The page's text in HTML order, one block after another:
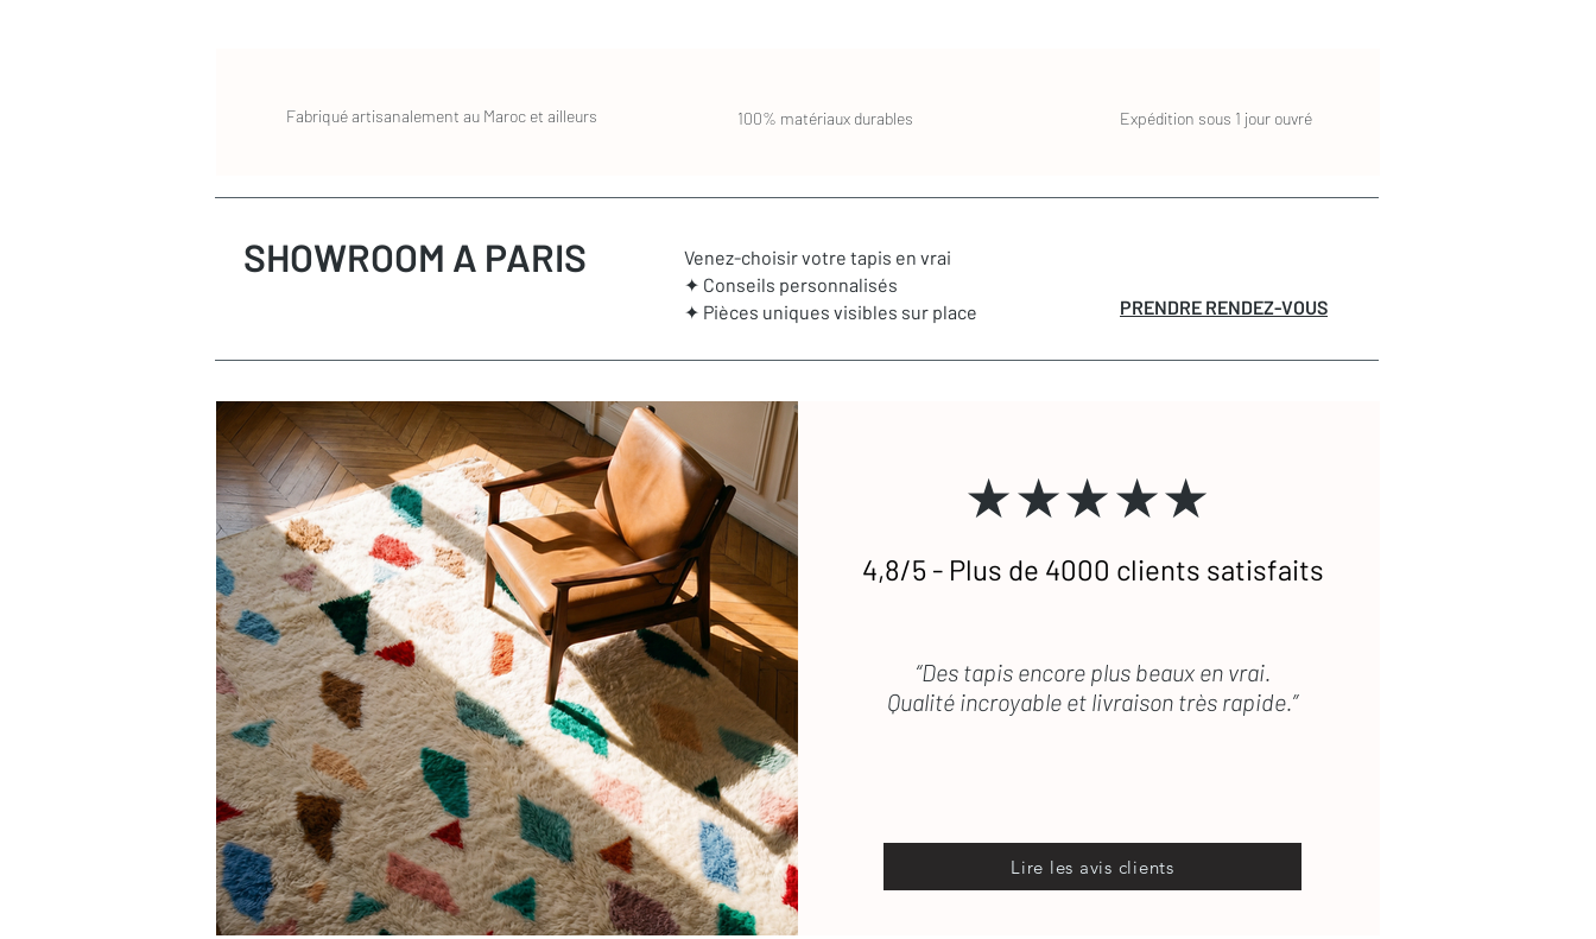
Fabriqué artisanalement au Maroc et ailleurs 100% matériaux durables Expédition sous 1 jour ouvré
SHOWROOM A PARIS
Venez-choisir votre tapis en vrai
✦ Conseils personnalisés
✦ Pièces uniques visibles sur place
PRENDRE RENDEZ-VOUS
★★★★★
4,8/5 - Plus de 4000 clients satisfaits
“Des tapis encore plus beaux en vrai.
Qualité incroyable et livraison très rapide.”
Lire les avis clients